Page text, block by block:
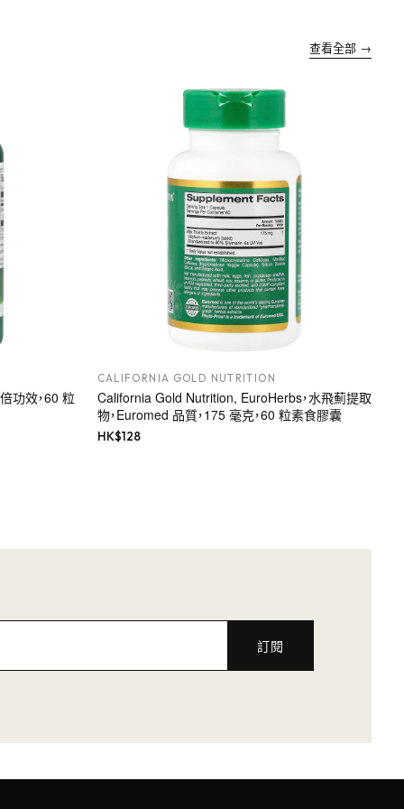
查看全部 →
功效，60 粒
CALIFORNIA GOLD NUTRITION
California Gold Nutrition, EuroHerbs，水飛薊提取
物，Euromed 品質，175 毫克，60 粒素食膠囊
HK$128
訂閱